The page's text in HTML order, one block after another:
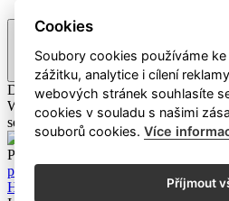
Doporučené
DoporučenéA-Z / Z-A Cena
Webaz
Profesionální dodavatel
sortimentu
Produkty
program
Hotelový sortiment
Dávkovací
Cookies
Soubory cookies používáme
zážitku, analytice i cílení
webových stránek souhlasíte
cookies v souladu s našimi
souborů cookies.Více
Příjmout